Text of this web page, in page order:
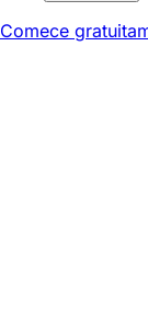
Comece